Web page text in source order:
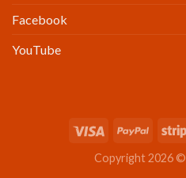
Facebook
YouTube
Copyright 2026 ©